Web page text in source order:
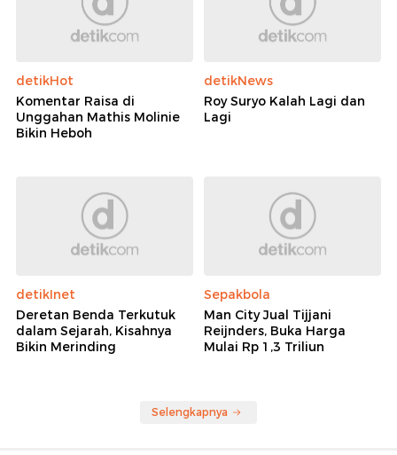
detikHot
Komentar Raisa di
Unggahan Mathis Molinie
Bikin Heboh
detikNews
Roy Suryo Kalah Lagi dan
Lagi
detikInet
Deretan Benda Terkutuk
dalam Sejarah, Kisahnya
Bikin Merinding
Sepakbola
Man City Jual Tijjani
Reijnders, Buka Harga
Mulai Rp 1,3 Triliun
Selengkapnya